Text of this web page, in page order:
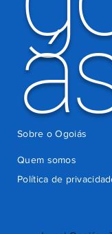
Quem somos
Política de
Sobre o Ogoiás